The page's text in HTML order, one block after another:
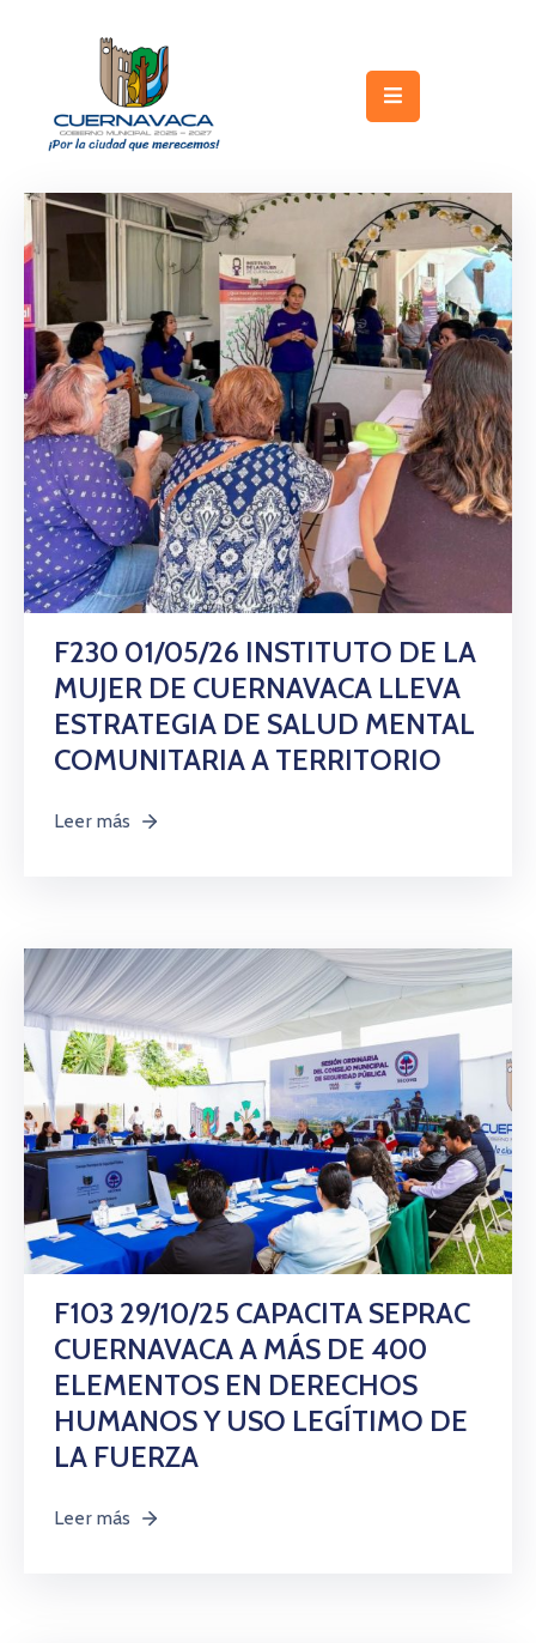
Gobierno
Turismo
Trámites
Servicios
Licitaciones
Transparencia
Directorio
Citas
F230 01/05/26 INSTITUTO DE LA
MUJER DE CUERNAVACA LLEVA
ESTRATEGIA DE SALUD MENTAL
COMUNITARIA A TERRITORIO
Leer más
F103 29/10/25 CAPACITA SEPRAC
CUERNAVACA A MÁS DE 400
ELEMENTOS EN DERECHOS
HUMANOS Y USO LEGÍTIMO DE
LA FUERZA
Leer más